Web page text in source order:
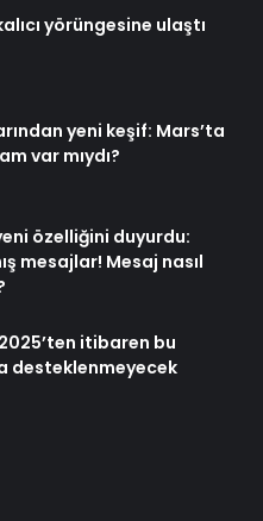
yörüngesine ulaştı
yeni keşif: Mars’ta
var mıydı?
özelliğini duyurdu:
mesajlar! Mesaj nasıl
itibaren bu
desteklenmeyecek